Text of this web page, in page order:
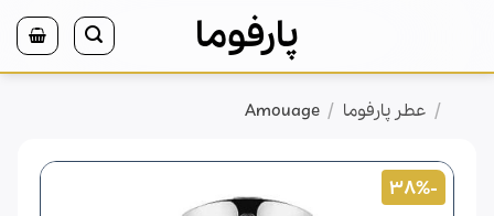
content
پارفوما
/ عطر پارفوما /
Amouage
-38%